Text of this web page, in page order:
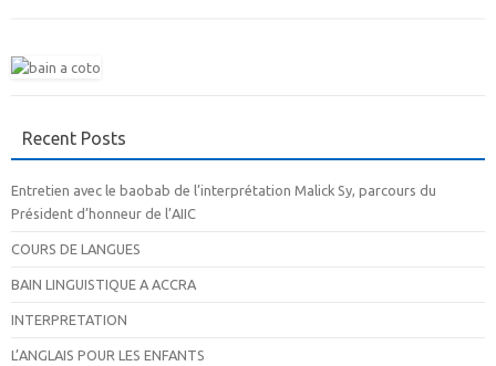
Recent Posts
Entretien avec le baobab de l’interprétation Malick Sy, parcours du
Président d’honneur de l’AIIC
COURS DE LANGUES
BAIN LINGUISTIQUE A ACCRA
INTERPRETATION
L’ANGLAIS POUR LES ENFANTS